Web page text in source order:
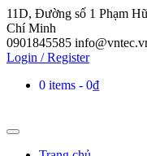
11D, Đường số 1 Phạm
Chí Minh
0901845585
Login / Register
0 items
0₫